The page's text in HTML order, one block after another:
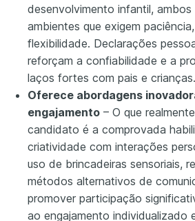
desenvolvimento infantil, ambos
ambientes que exigem
flexibilidade. Declarações
reforçam a confiabilidade e a
laços fortes com pais e crianças.
Oferece abordagens
engajamento – O que
candidato é a comprovada
criatividade com interações
uso de brincadeiras sensoriais,
métodos alternativos de
promover participação
ao engajamento individualizado